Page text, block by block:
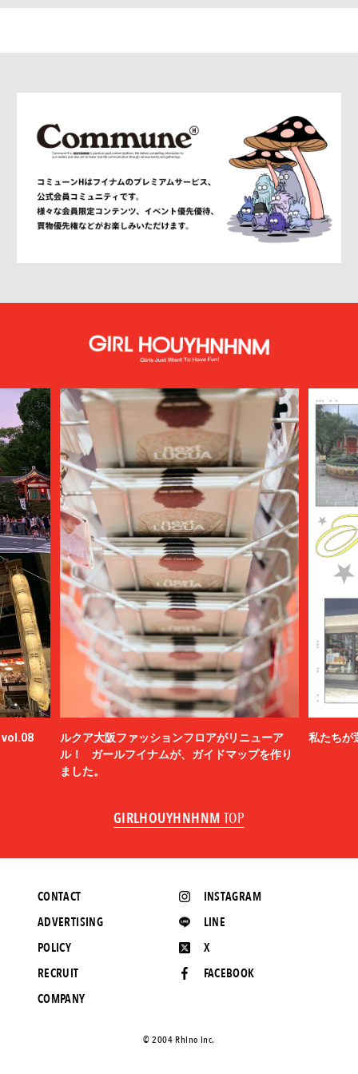
vol.08
ルクア大阪ファッションフロアがリニューア
ル！ ガールフイナムが、ガイドマップを作り
ました。
私たちが
GIRLHOUYHNHNM TOP
INSTAGRAM
LINE
X
FACEBOOK
CONTACT
ADVERTISING
POLICY
RECRUIT
COMPANY
©️ 2004 Rhino Inc.